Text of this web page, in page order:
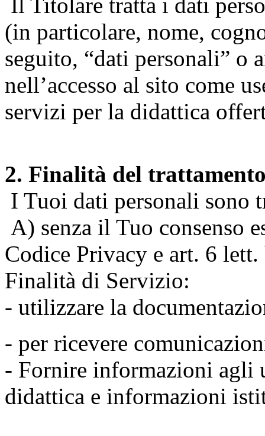
Il Titolare tratta i dati
(in particolare, nome,
seguito, “dati personali” o
nell’accesso al sito come
servizi per la didattica
2. Finalità del
I Tuoi dati personali sono
A) senza il Tuo consenso
Codice Privacy e art. 6
Finalità di Servizio:
- utilizzare la
- per ricevere
- Fornire informazioni agli
didattica e informazioni